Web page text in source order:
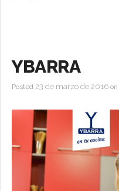
YBARRA
Posted 23 de marzo de 2016 on